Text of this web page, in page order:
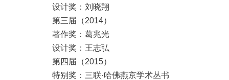
设计奖：刘晓翔
第三届（2014）
著作奖：葛兆光
设计奖：王志弘
第四届（2015）
特别奖：三联·哈佛燕京学术丛书